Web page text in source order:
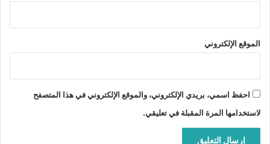
الموقع الإلكتروني
احفظ اسمي، بريدي الإلكتروني، والموقع الإلكتروني في هذا المتصفح
لاستخدامها المرة المقبلة في تعليقي.